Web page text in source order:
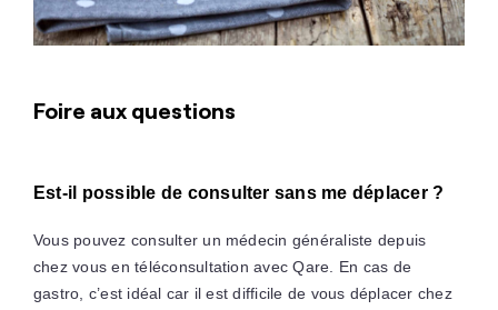
Foire aux questions
Est-il possible de consulter sans me déplacer ?
Vous pouvez consulter un médecin généraliste depuis
chez vous en téléconsultation avec Qare. En cas de
gastro, c’est idéal car il est difficile de vous déplacer chez